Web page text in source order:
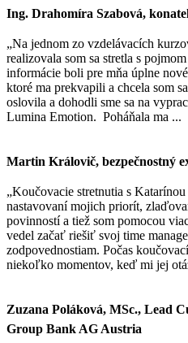
Ing. Drahomíra Szabová,
„Na jednom zo vzdelávacích
realizovala som sa stretla s
informácie boli pre mňa úplne
ktoré ma prekvapili a chcela som
oslovila a dohodli sme sa na
Lumina Emotion. Poháňala ma ...
Martin Královič, bezpečnostný
„Koučovacie stretnutia s
nastavovaní mojich priorít,
povinností a tiež som pomocou
vedel začať riešiť svoj time
zodpovednostiam. Počas
niekoľko momentov, keď mi jej
Zuzana Poláková, MSc., Lead
Group Bank AG Austria